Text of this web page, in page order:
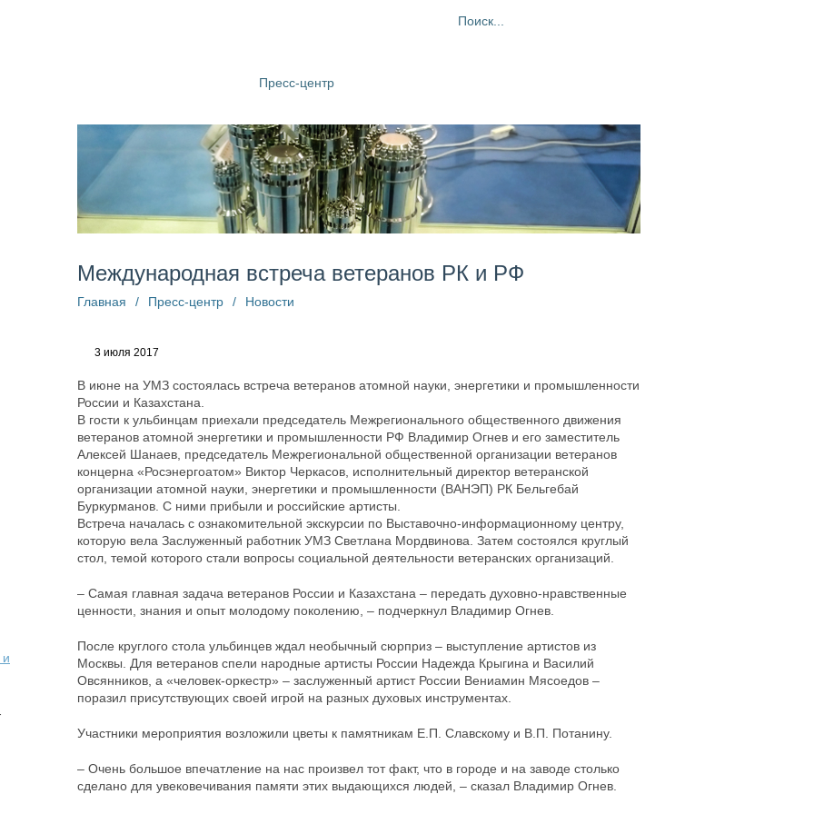
Пресс-центр
Международная встреча ветеранов РК и РФ
Главная / Пресс-центр / Новости
3 июля 2017
В июне на УМЗ состоялась встреча ветеранов атомной науки, энергетики и промышленности
России и Казахстана.
В гости к ульбинцам приехали председатель Межрегионального общественного движения
ветеранов атомной энергетики и промышленности РФ Владимир Огнев и его заместитель
Алексей Шанаев, председатель Межрегиональной общественной организации ветеранов
концерна «Росэнергоатом» Виктор Черкасов, исполнительный директор ветеранской
организации атомной науки, энергетики и промышленности (ВАНЭП) РК Бельгебай
Буркурманов. С ними прибыли и российские артисты.
Встреча началась с ознакомительной экскурсии по Выставочно-информационному центру,
которую вела Заслуженный работник УМЗ Светлана Мордвинова. Затем состоялся круглый
стол, темой которого стали вопросы социальной деятельности ветеранских организаций.
– Самая главная задача ветеранов России и Казахстана – передать духовно-нравственные
ценности, знания и опыт молодому поколению, – подчеркнул Владимир Огнев.
После круглого стола ульбинцев ждал необычный сюрприз – выступление артистов из
Москвы. Для ветеранов спели народные артисты России Надежда Крыгина и Василий
Овсянников, а «человек-оркестр» – заслуженный артист России Вениамин Мясоедов –
поразил присутствующих своей игрой на разных духовых инструментах.
Участники мероприятия возложили цветы к памятникам Е.П. Славскому и В.П. Потанину.
– Очень большое впечатление на нас произвел тот факт, что в городе и на заводе столько
сделано для увековечивания памяти этих выдающихся людей, – сказал Владимир Огнев.